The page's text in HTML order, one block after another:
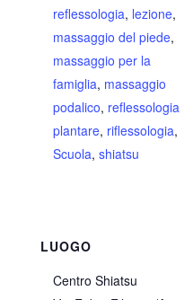
reflessologia, lezione,
massaggio del piede,
massaggio per la
famiglia, massaggio
podalico, reflessologia
plantare, riflessologia,
Scuola, shiatsu
LUOGO
Centro Shiatsu